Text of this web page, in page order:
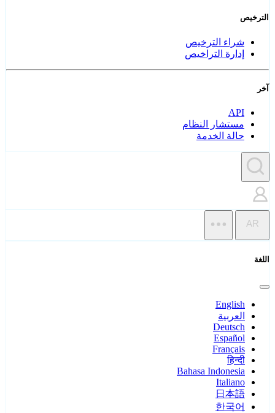
الترخيص
شراء الترخيص
إدارة التراخيص
آخر
API
مستشار النظام
حالة الخدمة
AR
اللغة
English
العربية
Deutsch
Español
Français
हिन्दी
Bahasa Indonesia
Italiano
日本語
한국어